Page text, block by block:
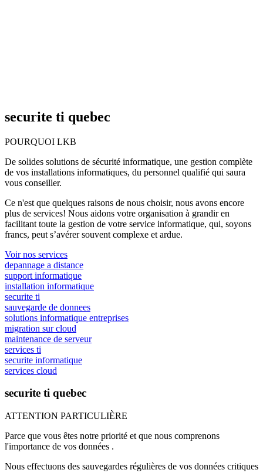
securite ti quebec
POURQUOI LKB
De solides solutions de sécurité informatique, une gestion complète
de vos installations informatiques, du personnel qualifié qui saura
vous conseiller.
Ce n'est que quelques raisons de nous choisir, nous avons encore
plus de services! Nous aidons votre organisation à grandir en
facilitant toute la gestion de votre service informatique, qui, soyons
francs, peut s’avérer souvent complexe et ardue.
Voir nos services
depannage a distance
support informatique
installation informatique
securite ti
sauvegarde de donnees
solutions informatique entreprises
migration sur cloud
maintenance de serveur
services ti
securite informatique
services cloud
securite ti quebec
ATTENTION PARTICULIÈRE
Parce que vous êtes notre priorité et que nous comprenons
l'importance de vos données .
Nous effectuons des sauvegardes régulières de vos données critiques